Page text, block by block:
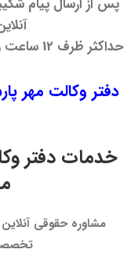
پس از ارسال پیام
حداکثر
دفتر وکالت مهر
خدمات دفتر
مشاوره حقوقی